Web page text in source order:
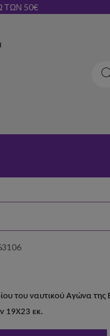
ΤΩΝ 50€
elta
του ναυτικού Αγώνα
19Χ23 εκ.